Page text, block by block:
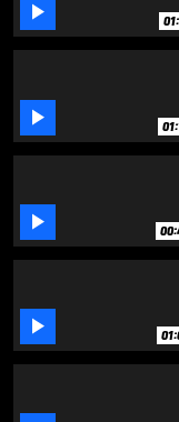
seconds



